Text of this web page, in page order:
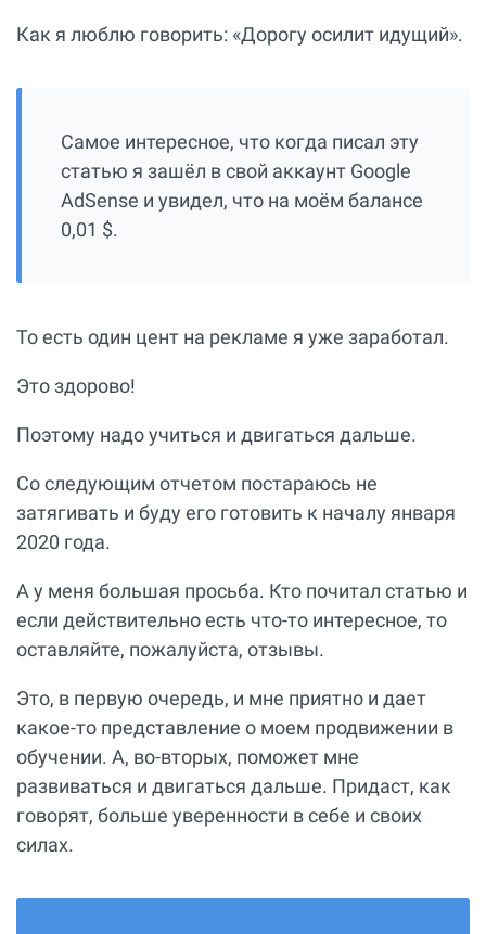
Как я люблю говорить: «Дорогу осилит идущий».
Самое интересное, что когда писал эту
статью я зашёл в свой аккаунт Google
AdSense и увидел, что на моём балансе
0,01 $.
То есть один цент на рекламе я уже заработал.
Это здорово!
Поэтому надо учиться и двигаться дальше.
Со следующим отчетом постараюсь не
затягивать и буду его готовить к началу января
2020 года.
А у меня большая просьба. Кто почитал статью и
если действительно есть что-то интересное, то
оставляйте, пожалуйста, отзывы.
Это, в первую очередь, и мне приятно и дает
какое-то представление о моем продвижении в
обучении. А, во-вторых, поможет мне
развиваться и двигаться дальше. Придаст, как
говорят, больше уверенности в себе и своих
силах.